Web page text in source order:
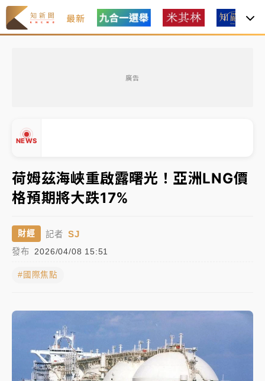
最新
廣告
NEWS
處置制度大變革！ 證交所今起縮短股票「關禁閉」天
數與撮合時間
才續任就飛美國大學面試 清大校長高為元致歉：機會
到來時引起我的好奇
分析｜ 7月營收甫首破單月9000億元下半年續旺指
中租控股7月營收創今年新高 前7月獲利成長6%
獨家｜ 和欣客運總裁逝世！少東涉洗錢遭收押 戴手銬
腳鐐提前奔靈堂畫面曝
荷姆茲海峽重啟露曙光！亞洲LNG價
格預期將大跌17%
財經 記者 SJ
發布 2026/04/08 15:51
#國際焦點